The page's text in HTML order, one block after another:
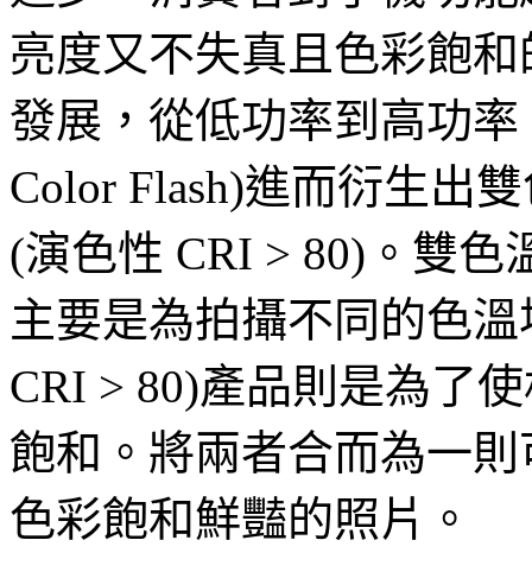
亮度又不失真且色彩飽
發展，從低功率到高功
Color Flash)進而衍生出
(演色性 CRI > 80)。雙色
主要是為拍攝不同的色
CRI > 80)產品則是為了
飽和。將兩者合而為一
色彩飽和鮮豔的照片。